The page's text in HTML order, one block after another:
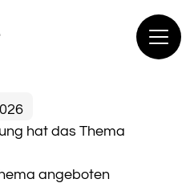
hat das Thema
angeboten